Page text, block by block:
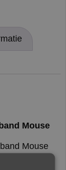
Mouse
Mouse